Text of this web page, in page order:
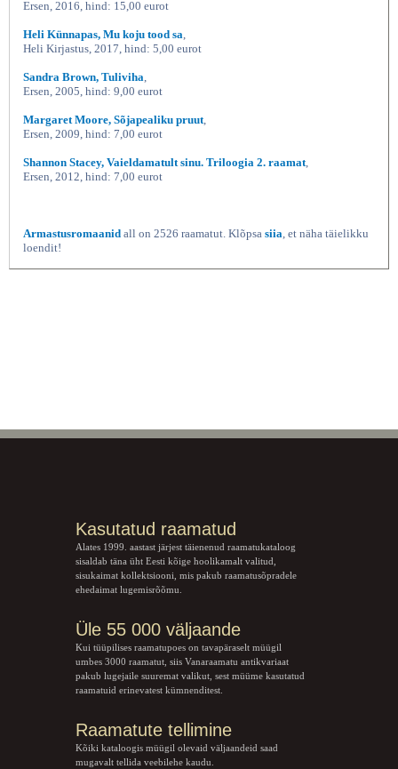
Ersen, 2016, hind: 15,00 eurot
Heli Künnapas, Mu koju tood sa
Heli Kirjastus, 2017, hind: 5,00 eurot
Sandra Brown, Tuliviha
Ersen, 2005, hind: 9,00 eurot
Margaret Moore, Sõjapealiku pruut
Ersen, 2009, hind: 7,00 eurot
Shannon Stacey, Vaieldamatult sinu. Triloogia 2. raamat
Ersen, 2012, hind: 7,00 eurot
Armastusromaanid all on 2526 raamatut. Klõpsa siia , et näha täielikku
loendit!
Kasutatud raamatud
Alates 1999. aastast järjest täienenud raamatukataloog
sisaldab täna üht Eesti kõige hoolikamalt valitud,
sisukaimat kollektsiooni, mis pakub raamatusõpradele
ehedaimat lugemisrõõmu.
Üle 55 000 väljaande
Kui tüüpilises raamatupoes on tavapäraselt müügil
umbes 3000 raamatut, siis Vanaraamatu antikvariaat
pakub lugejaile suuremat valikut, sest müüme kasutatud
raamatuid erinevatest kümnenditest.
Raamatute tellimine
Kõiki kataloogis müügil olevaid väljaandeid saad
mugavalt tellida veebilehe kaudu.